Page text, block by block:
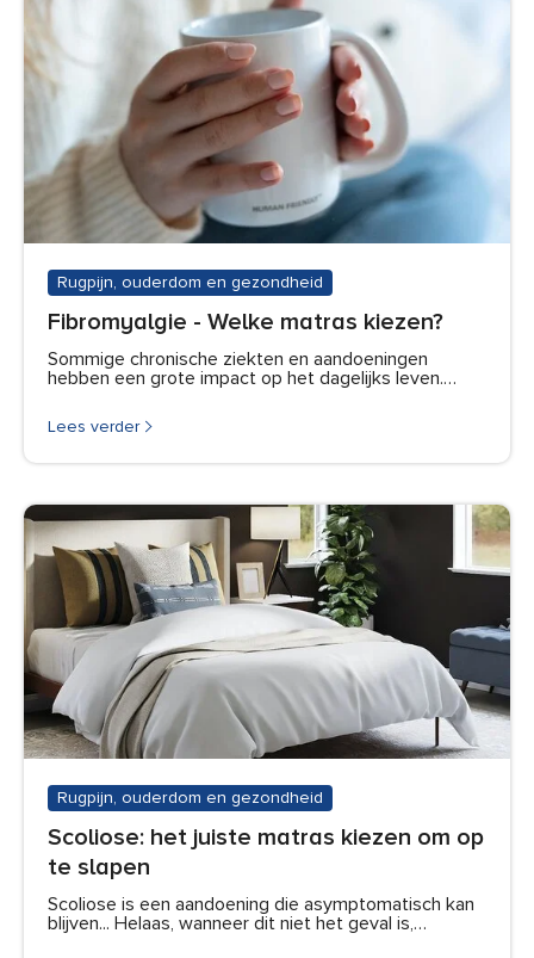
Rugpijn, ouderdom en gezondheid
Fibromyalgie - Welke matras kiezen?
Sommige chronische ziekten en aandoeningen
hebben een grote impact op het dagelijks leven.…
Lees verder
Rugpijn, ouderdom en gezondheid
Scoliose: het juiste matras kiezen om op
te slapen
Scoliose is een aandoening die asymptomatisch kan
blijven... Helaas, wanneer dit niet het geval is,…